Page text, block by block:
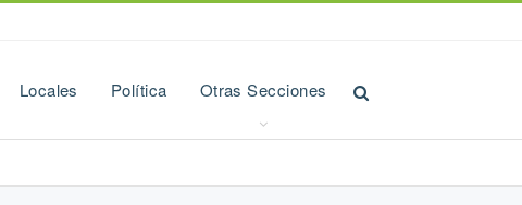
Locales Política Otras Secciones